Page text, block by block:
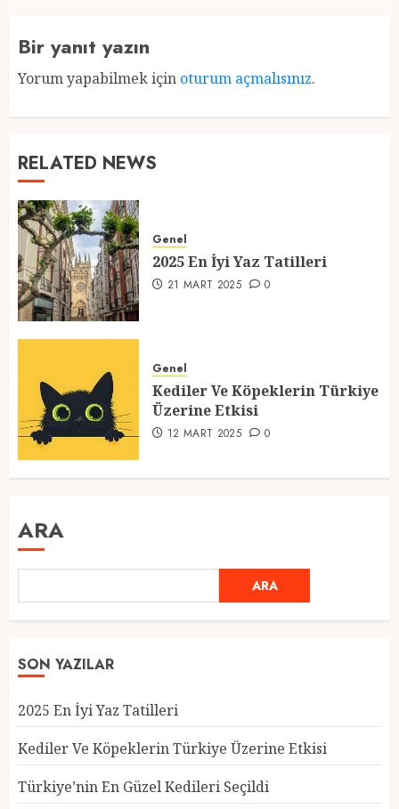
Bir yanıt yazın
Yorum yapabilmek için oturum açmalısınız.
RELATED NEWS
Genel
2025 En İyi Yaz Tatilleri
21 MART 2025 0
Genel
Kediler Ve Köpeklerin Türkiye
Üzerine Etkisi
12 MART 2025 0
ARA
ARA
SON YAZILAR
2025 En İyi Yaz Tatilleri
Kediler Ve Köpeklerin Türkiye Üzerine Etkisi
Türkiye’nin En Güzel Kedileri Seçildi